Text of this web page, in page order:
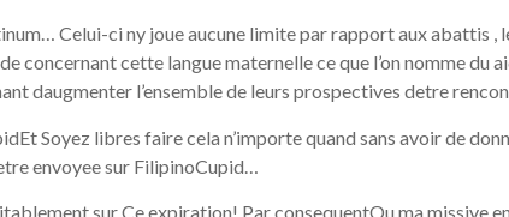
Celui-ci ny joue aucune limite par rapport aux abattis ,
cette langue maternelle ce que l’on nomme du
daugmenter l’ensemble de leurs prospectives detre
Soyez libres faire cela n’importe quand sans avoir de
envoyee sur FilipinoCupid…
sur Ce expiration! Par consequentOu ma missive